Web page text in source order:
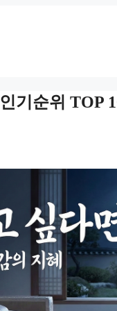
기순위 TOP